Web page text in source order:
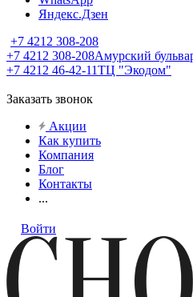
Яндекс.Дзен
+7 4212 308-208
+7 4212 308-208Амурский
+7 4212 46-42-11ТЦ "Экодом"
Заказать звонок
Акции
Как купить
Компания
Блог
Контакты
...
Войти